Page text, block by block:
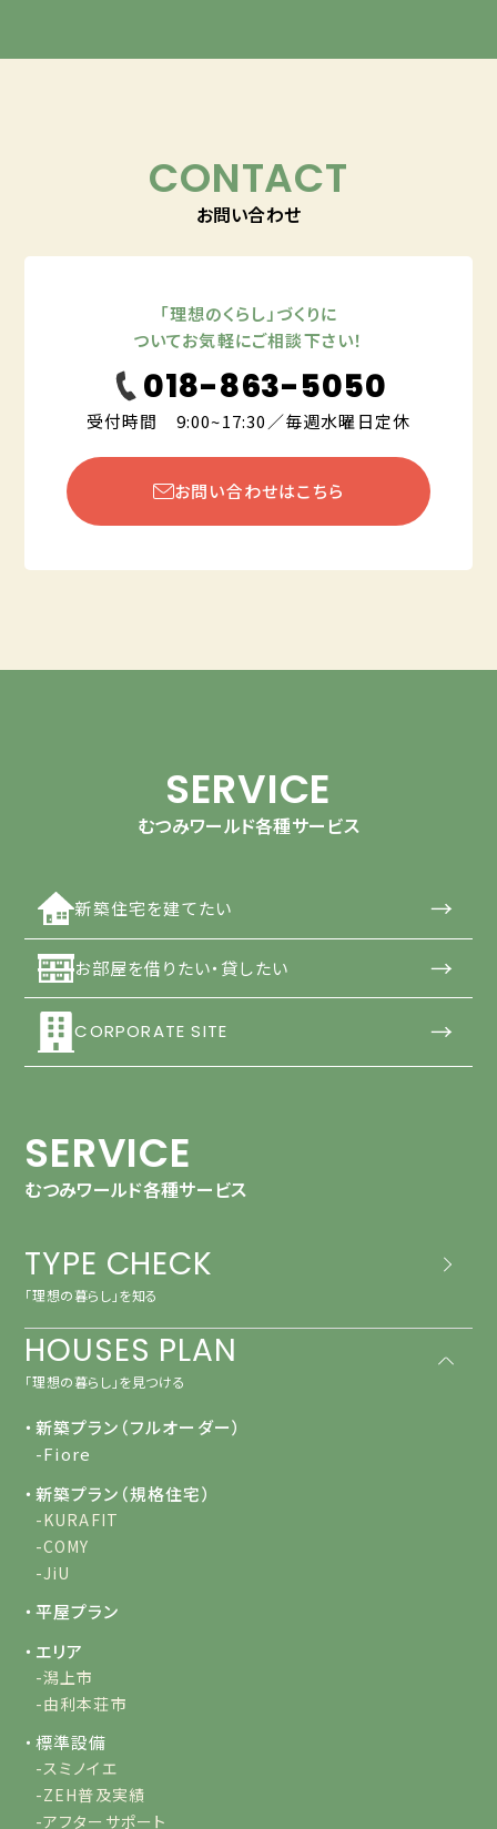
CONTACT
お問い合わせ
「理想のくらし」づくりに
ついてお気軽にご相談下さい！
018-863-5050
受付時間 9:00~17:30／毎週水曜日定休
お問い合わせはこちら
SERVICE
むつみワールド各種サービス
新築住宅を建てたい →
お部屋を借りたい・貸したい →
CORPORATE SITE →
SERVICE
むつみワールド各種サービス
TYPE CHECK
「理想の暮らし」を知る
HOUSES PLAN
「理想の暮らし」を見つける
・新築プラン（フルオーダー）
-Fiore
・新築プラン（規格住宅）
-KURAFIT
-COMY
-JiU
・平屋プラン
・エリア
-潟上市
-由利本荘市
・標準設備
-スミノイエ
-ZEH普及実績
-アフターサポート